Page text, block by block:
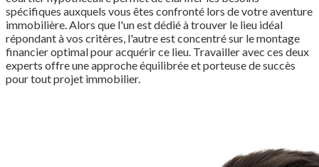
spécifiques auxquels vous êtes confronté lors de votre aventure
immobilière. Alors que l'un est dédié à trouver le lieu idéal
répondant à vos critères, l'autre est concentré sur le montage
financier optimal pour acquérir ce lieu. Travailler avec ces deux
experts offre une approche équilibrée et porteuse de succès
pour tout projet immobilier.